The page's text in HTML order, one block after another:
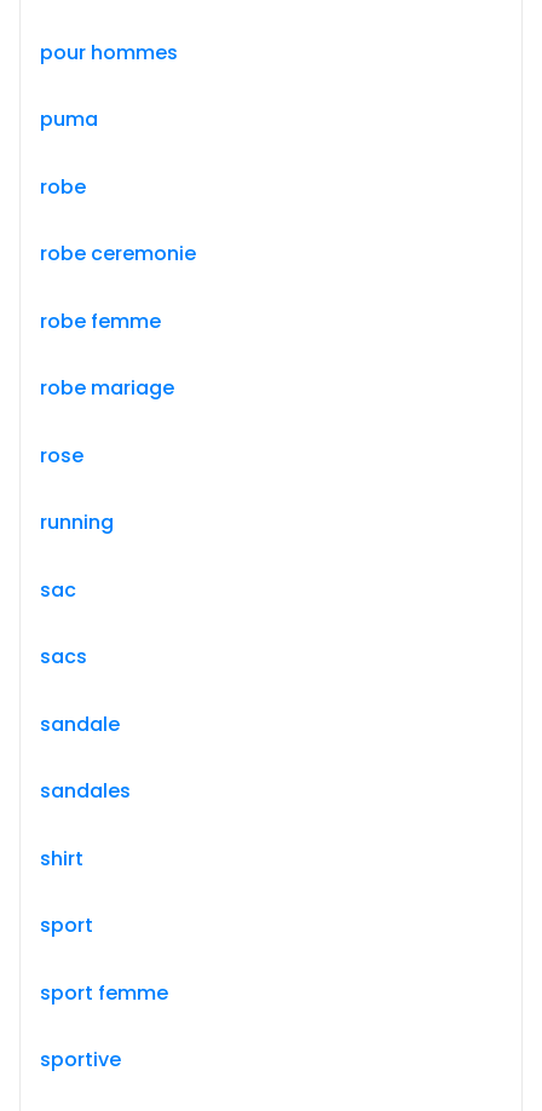
pour hommes
puma
robe
robe ceremonie
robe femme
robe mariage
rose
running
sac
sacs
sandale
sandales
shirt
sport
sport femme
sportive